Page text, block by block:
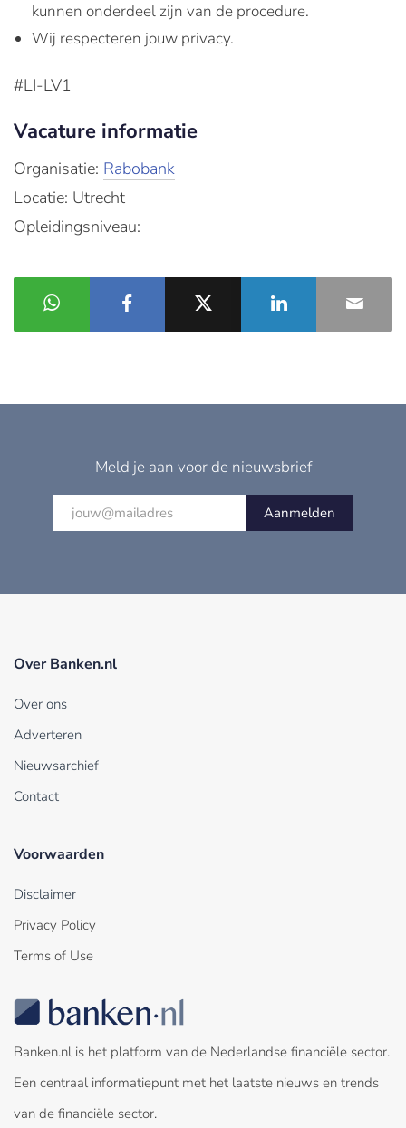
kunnen onderdeel zijn van de procedure.
Wij respecteren jouw privacy.
#LI-LV1
Vacature informatie
Organisatie: Rabobank
Locatie: Utrecht
Opleidingsniveau:
Meld je aan voor de nieuwsbrief
Aanmelden
Over Banken.nl
Over ons
Adverteren
Nieuwsarchief
Contact
Voorwaarden
Disclaimer
Privacy Policy
Terms of Use
Banken.nl is het platform van de Nederlandse financiële sector.
Een centraal informatiepunt met het laatste nieuws en trends
van de financiële sector.